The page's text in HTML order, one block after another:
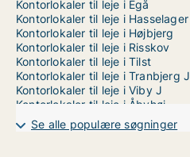
Kontorlokaler til leje i Egå
Kontorlokaler til leje i Hasselager
Kontorlokaler til leje i Højbjerg
Kontorlokaler til leje i Risskov
Kontorlokaler til leje i Tilst
Kontorlokaler til leje i Tranbjerg J
Kontorlokaler til leje i Viby J
Kontorlokaler til leje i Åbyhøj
Kontorlokaler til leje i Århus C
Kontorlokaler til leje i Århus V
Se alle populære søgninger